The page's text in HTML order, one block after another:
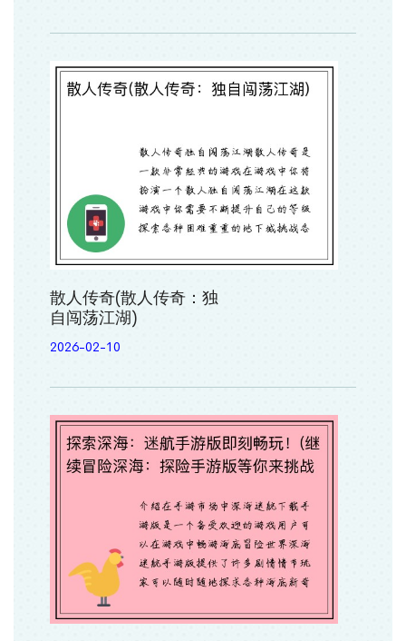
散人传奇(散人传奇：独
自闯荡江湖)
2026-02-10